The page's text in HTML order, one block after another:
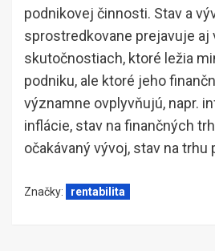
podnikovej činnosti. Stav a
sprostredkovane prejavuje aj
skutočnostiach, ktoré ležia
podniku, ale ktoré jeho
významne ovplyvňujú, napr.
inflácie, stav na finančných
očakávaný vývoj, stav na trhu
Značky: rentabilita